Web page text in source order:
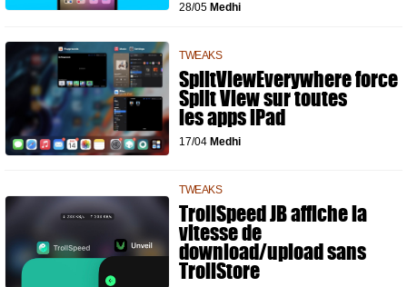
28/05 Medhi
TWEAKS
SplitViewEverywhere force
Split View sur toutes
les apps iPad
17/04 Medhi
TWEAKS
TrollSpeed JB affiche la
vitesse de
download/upload sans
TrollStore